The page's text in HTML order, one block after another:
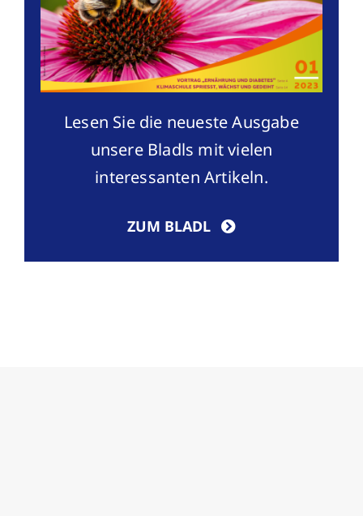
Lesen Sie die neueste Ausgabe
unsere Bladls mit vielen
interessanten Artikeln.
ZUM BLADL